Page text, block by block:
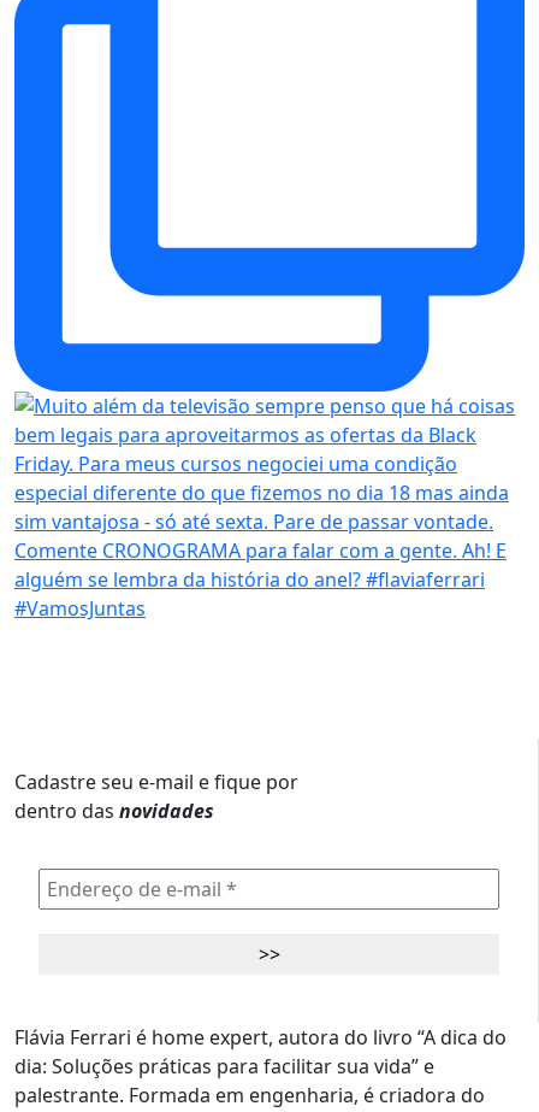
Cadastre seu e-mail e fique por
dentro das novidades
Flávia Ferrari é home expert, autora do livro “A dica do
dia: Soluções práticas para facilitar sua vida” e
palestrante. Formada em engenharia, é criadora do